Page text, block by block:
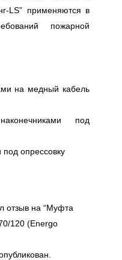
LS” применяются в
пожарной
на медный кабель
под
опрессовку
отзыв на “Муфта
120 (Energo